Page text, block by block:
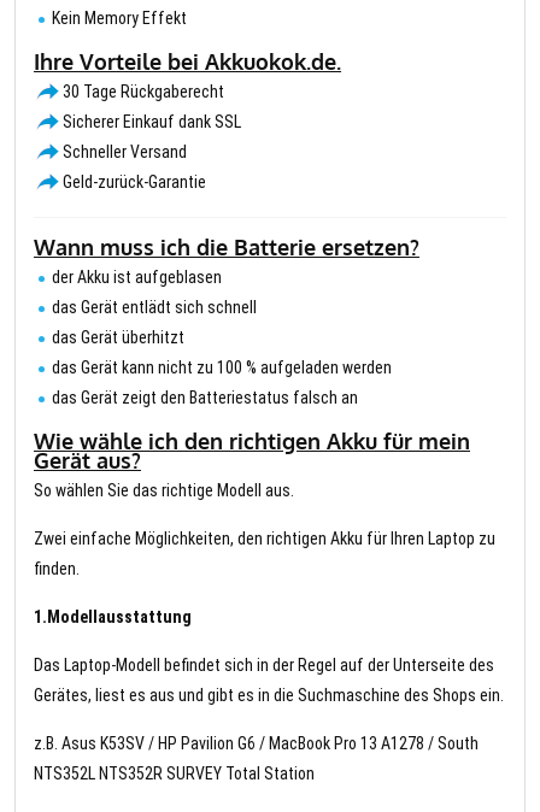
Kein Memory Effekt
Ihre Vorteile bei Akkuokok.de.
30 Tage Rückgaberecht
Sicherer Einkauf dank SSL
Schneller Versand
Geld-zurück-Garantie
Wann muss ich die Batterie ersetzen?
der Akku ist aufgeblasen
das Gerät entlädt sich schnell
das Gerät überhitzt
das Gerät kann nicht zu 100 % aufgeladen werden
das Gerät zeigt den Batteriestatus falsch an
Wie wähle ich den richtigen Akku für mein
Gerät aus?
So wählen Sie das richtige Modell aus.
Zwei einfache Möglichkeiten, den richtigen Akku für Ihren Laptop zu
finden.
1.Modellausstattung
Das Laptop-Modell befindet sich in der Regel auf der Unterseite des
Gerätes, liest es aus und gibt es in die Suchmaschine des Shops ein.
z.B. Asus K53SV / HP Pavilion G6 / MacBook Pro 13 A1278 / South
NTS352L NTS352R SURVEY Total Station